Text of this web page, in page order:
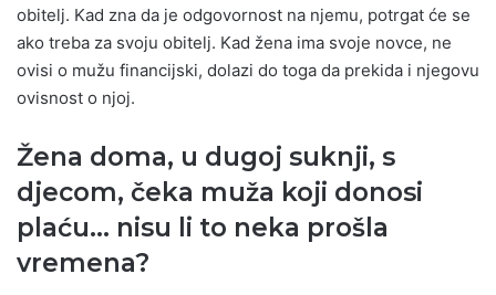
obitelj. Kad zna da je odgovornost na njemu, potrgat će se
ako treba za svoju obitelj. Kad žena ima svoje novce, ne
ovisi o mužu financijski, dolazi do toga da prekida i njegovu
ovisnost o njoj.
Žena doma, u dugoj suknji, s
djecom, čeka muža koji donosi
plaću… nisu li to neka prošla
vremena?